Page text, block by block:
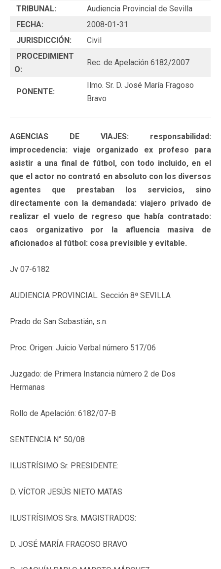
TRIBUNAL:
Audiencia Provincial de Sevilla
FECHA:
2008-01-31
JURISDICCIÓN:
Civil
PROCEDIMIENT
O:
Rec. de Apelación 6182/2007
PONENTE:
Ilmo. Sr. D. José María Fragoso
Bravo
AGENCIAS DE VIAJES: responsabilidad:
improcedencia: viaje organizado ex profeso para
asistir a una final de fútbol, con todo incluido, en el
que el actor no contrató en absoluto con los diversos
agentes que prestaban los servicios, sino
directamente con la demandada: viajero privado de
realizar el vuelo de regreso que había contratado:
caos organizativo por la afluencia masiva de
aficionados al fútbol: cosa previsible y evitable.
Jv 07-6182
AUDIENCIA PROVINCIAL. Sección 8ª SEVILLA
Prado de San Sebastián, s.n.
Proc. Origen: Juicio Verbal número 517/06
Juzgado: de Primera Instancia número 2 de Dos
Hermanas
Rollo de Apelación: 6182/07-B
SENTENCIA N° 50/08
ILUSTRÍSIMO Sr. PRESIDENTE:
D. VÍCTOR JESÚS NIETO MATAS
ILUSTRÍSIMOS Srs. MAGISTRADOS:
D. JOSÉ MARÍA FRAGOSO BRAVO